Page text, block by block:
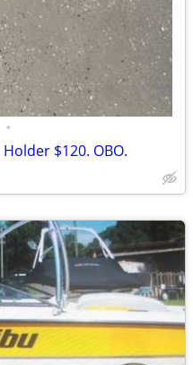
•
$120. OBO.